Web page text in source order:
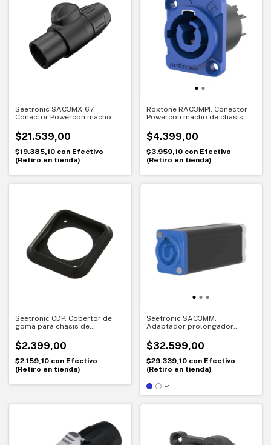
Seetronic SAC3MX-67.
Conector Powercon macho
seguridad en exteriores
$21.539,00
$19.385,10 con Efectivo
(Retiro en tienda)
Roxtone RAC3MPI. Conector
Powercon macho de chasis
$4.399,00
$3.959,10 con Efectivo
(Retiro en tienda)
Seetronic CDP. Cobertor de
goma para chasis de
segura para conexiones
$2.399,00
$2.159,10 con Efectivo
(Retiro en tienda)
Seetronic SAC3MM.
Adaptador prolongador
cables de energía
$32.599,00
$29.339,10 con Efectivo
(Retiro en tienda)
+1